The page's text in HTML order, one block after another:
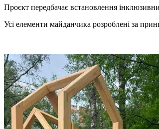
Проєкт передбачає встановлення
Усі елементи майданчика розроблені за